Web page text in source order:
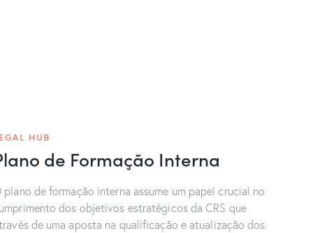
HUB
de Formação Interna
plano de formação interna assume um papel crucial no
dos objetivos estratégicos da CRS que
de uma aposta na qualificação e atualização dos